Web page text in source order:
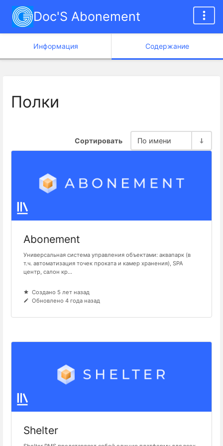
Doc'S Abonement
Информация Содержание
Полки
Сортировать По имени
Abonement
Универсальная система управления объектами: аквапарк (в
т.ч. автоматизация точек проката и камер хранения), SPA
центр, салон кр...
Создано 5 лет назад
Обновлено 4 года назад
Shelter